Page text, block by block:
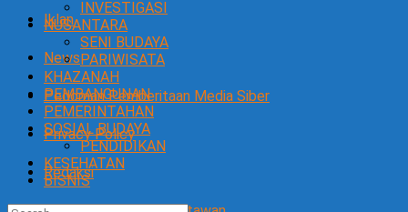
Iklan
News
Pedoman Pemberitaan Media Siber
Privacy Policy
Redaksi
INVESTIGASI
NUSANTARA
SENI BUDAYA
PARIWISATA
KHAZANAH
PEMBANGUNAN
PEMERINTAHAN
SOSIAL BUDAYA
PENDIDIKAN
KESEHATAN
BISNIS